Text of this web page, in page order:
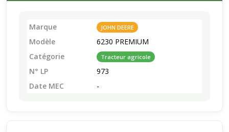
Marque JOHN DEERE
Modèle
6230 PREMIUM
Catégorie
Tracteur agricole
N° LP
973
Date MEC
-